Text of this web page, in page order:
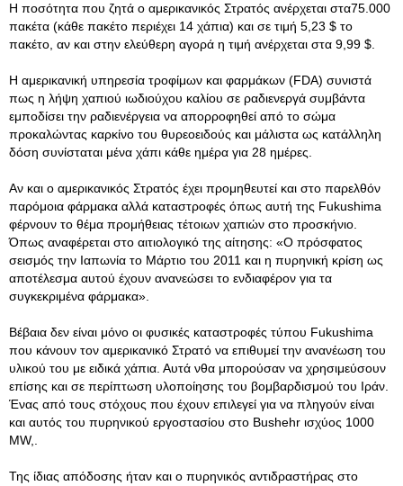
Η ποσότητα που ζητά ο αμερικανικός Στρατός ανέρχεται στα75.000
πακέτα (κάθε πακέτο περιέχει 14 χάπια) και σε τιμή 5,23 $ το
πακέτο, αν και στην ελεύθερη αγορά η τιμή ανέρχεται στα 9,99 $.
Η αμερικανική υπηρεσία τροφίμων και φαρμάκων (FDA) συνιστά
πως η λήψη χαπιού ιωδιούχου καλίου σε ραδιενεργά συμβάντα
εμποδίσει την ραδιενέργεια να απορροφηθεί από το σώμα
προκαλώντας καρκίνο του θυρεοειδούς και μάλιστα ως κατάλληλη
δόση συνίσταται μένα χάπι κάθε ημέρα για 28 ημέρες.
Αν και ο αμερικανικός Στρατός έχει προμηθευτεί και στο παρελθόν
παρόμοια φάρμακα αλλά καταστροφές όπως αυτή της Fukushima
φέρνουν το θέμα προμήθειας τέτοιων χαπιών στο προσκήνιο.
Όπως αναφέρεται στο αιτιολογικό της αίτησης: «Ο πρόσφατος
σεισμός την Ιαπωνία το Μάρτιο του 2011 και η πυρηνική κρίση ως
αποτέλεσμα αυτού έχουν ανανεώσει το ενδιαφέρον για τα
συγκεκριμένα φάρμακα».
Βέβαια δεν είναι μόνο οι φυσικές καταστροφές τύπου Fukushima
που κάνουν τον αμερικανικό Στρατό να επιθυμεί την ανανέωση του
υλικού του με ειδικά χάπια. Αυτά νθα μπορούσαν να χρησιμεύσουν
επίσης και σε περίπτωση υλοποίησης του βομβαρδισμού του Ιράν.
Ένας από τους στόχους που έχουν επιλεγεί για να πληγούν είναι
και αυτός του πυρηνικού εργοστασίου στο Bushehr ισχύος 1000
MW,.
Της ίδιας απόδοσης ήταν και ο πυρηνικός αντιδραστήρας στο